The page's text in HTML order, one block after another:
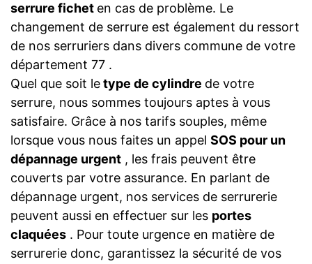
serrure fichet en cas de problème. Le
changement de serrure est également du ressort
de nos serruriers dans divers commune de votre
département 77 .
Quel que soit letype de cylindre de votre
serrure, nous sommes toujours aptes à vous
satisfaire. Grâce à nos tarifs souples, même
lorsque vous nous faites un appel SOS pour un
dépannage urgent , les frais peuvent être
couverts par votre assurance. En parlant de
dépannage urgent, nos services de serrurerie
peuvent aussi en effectuer sur les portes
claquées . Pour toute urgence en matière de
serrurerie donc, garantissez la sécurité de vos